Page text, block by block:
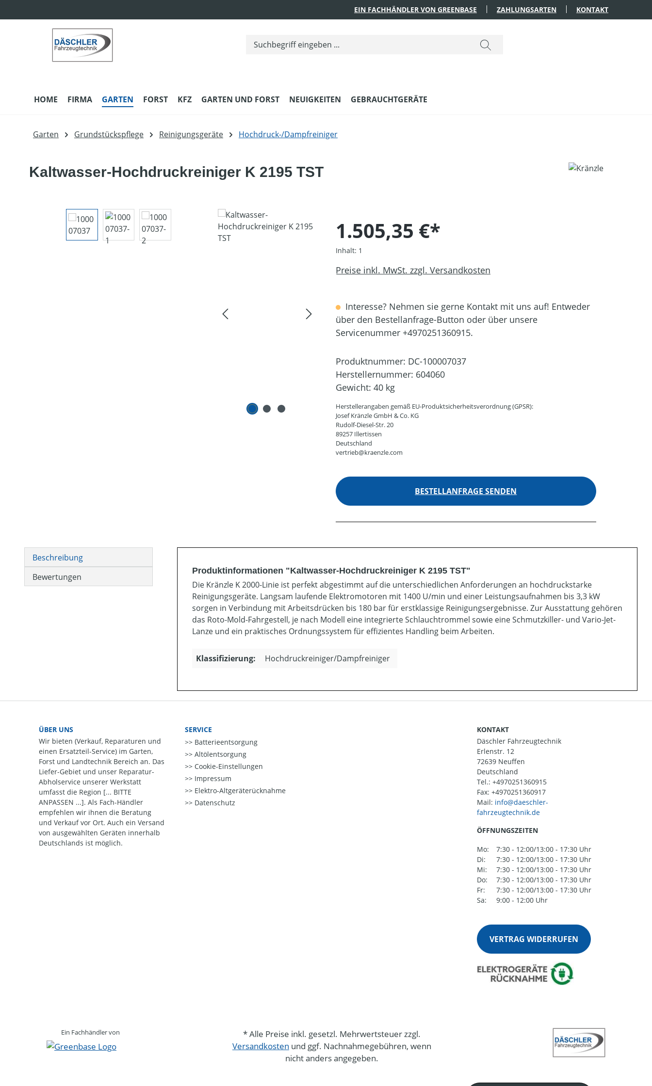
EIN FACHHÄNDLER VON GREENBASE ZAHLUNGSARTEN KONTAKT
HOME FIRMA GARTEN FORST KFZ GARTEN UND FORST NEUIGKEITEN GEBRAUCHTGERÄTE
Garten Grundstückspflege Reinigungsgeräte Hochdruck-/Dampfreiniger
Kaltwasser-Hochdruckreiniger K 2195 TST
Bildergalerie überspringen
1.505,35 €*
Inhalt: 1
Preise inkl. MwSt. zzgl. Versandkosten
Interesse? Nehmen sie gerne Kontakt mit uns auf! Entweder
über den Bestellanfrage-Button oder über unsere
Servicenummer +4970251360915.
Produktnummer: DC-100007037
Herstellernummer: 604060
Gewicht: 40 kg
Herstellerangaben gemäß EU-Produktsicherheitsverordnung (GPSR):
Josef Kränzle GmbH & Co. KG
Rudolf-Diesel-Str. 20
89257 Illertissen
Deutschland
vertrieb@kraenzle.com
BESTELLANFRAGE SENDEN
Beschreibung
Bewertungen
Produktinformationen "Kaltwasser-Hochdruckreiniger K 2195 TST"
Die Kränzle K 2000-Linie ist perfekt abgestimmt auf die unterschiedlichen Anforderungen an hochdruckstarke
Reinigungsgeräte. Langsam laufende Elektromotoren mit 1400 U/min und einer Leistungsaufnahmen bis 3,3 kW
sorgen in Verbindung mit Arbeitsdrücken bis 180 bar für erstklassige Reinigungsergebnisse. Zur Ausstattung gehören
das Roto-Mold-Fahrgestell, je nach Modell eine integrierte Schlauchtrommel sowie eine Schmutzkiller- und Vario-Jet-
Lanze und ein praktisches Ordnungssystem für effizientes Handling beim Arbeiten.
Klassifizierung: Hochdruckreiniger/Dampfreiniger
ÜBER UNS
Wir bieten (Verkauf, Reparaturen und
einen Ersatzteil-Service) im Garten,
Forst und Landtechnik Bereich an. Das
Liefer-Gebiet und unser Reparatur-
Abholservice unserer Werkstatt
umfasst die Region [... BITTE
ANPASSEN ...]. Als Fach-Händler
empfehlen wir ihnen die Beratung
und Verkauf vor Ort. Auch ein Versand
von ausgewählten Geräten innerhalb
Deutschlands ist möglich.
SERVICE
Batterieentsorgung
Altölentsorgung
Cookie-Einstellungen
Impressum
Elektro-Altgeräterücknahme
Datenschutz
KONTAKT
Däschler Fahrzeugtechnik
Erlenstr. 12
72639 Neuffen
Deutschland
Tel.: +4970251360915
Fax: +4970251360917
Mail:
ÖFFNUNGSZEITEN
Mo:
7:30 - 12:00/13:00 - 17:30 Uhr
Di:
7:30 - 12:00/13:00 - 17:30 Uhr
Mi:
7:30 - 12:00/13:00 - 17:30 Uhr
Do:
7:30 - 12:00/13:00 - 17:30 Uhr
Fr:
7:30 - 12:00/13:00 - 17:30 Uhr
Sa:
9:00 - 12:00 Uhr
VERTRAG WIDERRUFEN
Ein Fachhändler von
* Alle Preise inkl. gesetzl. Mehrwertsteuer zzgl.
Versandkosten und ggf. Nachnahmegebühren, wenn
nicht anders angegeben.